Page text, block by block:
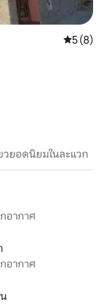
คะแนนเฉ
5 (8)
ยอดนิยมในละแวก
อากาศ
อากาศ